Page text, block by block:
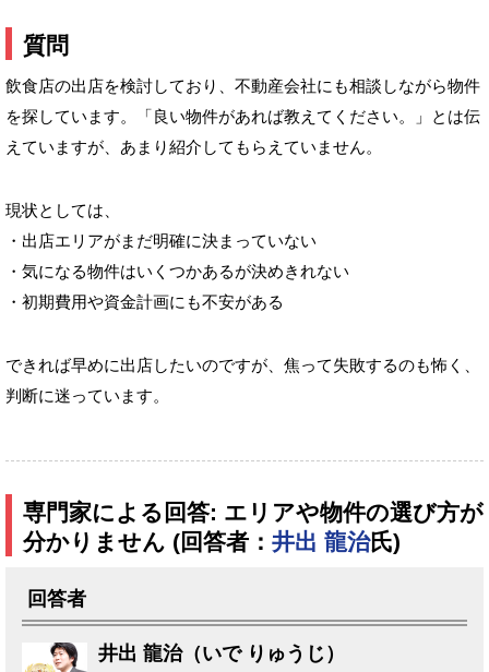
質問
飲食店の出店を検討しており、不動産会社にも相談しながら物件
を探しています。「良い物件があれば教えてください。」とは伝
えていますが、あまり紹介してもらえていません。
現状としては、
・出店エリアがまだ明確に決まっていない
・気になる物件はいくつかあるが決めきれない
・初期費用や資金計画にも不安がある
できれば早めに出店したいのですが、焦って失敗するのも怖く、
判断に迷っています。
専門家による回答: エリアや物件の選び方が
分かりません (回答者： 井出 龍治氏)
回答者
井出 龍治（いで りゅうじ）